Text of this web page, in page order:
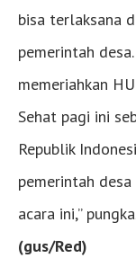
bisa terlaksana
pemerintah
memeriahkan
Sehat pagi ini
Republik
pemerintah
acara ini,”
(gus/Red)